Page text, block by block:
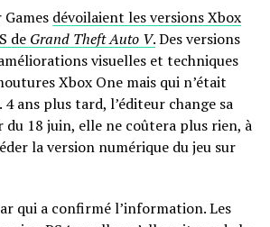
dévoilaient les versions Xbox
de Grand Theft Auto V.Des versions
visuelles et techniques
Xbox One mais qui n’était
ans plus tard, l’éditeur change sa
18 juin, elle ne coûtera plus rien, à
la version numérique du jeu sur
qui a confirmé l’information. Les